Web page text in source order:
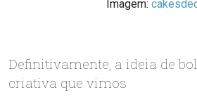
Imagem:
Definitivamente, a ideia de
criativa que vimos